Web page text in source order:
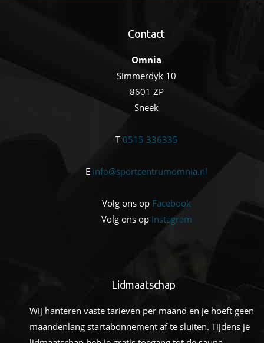
Contact
Omnia
Simmerdyk 10
8601 ZP
Sneek
T0515 336335
E info@sportcentrumomnia.nl
Volg ons op Facebook
Volg ons op Instagram
Lidmaatschap
Wij hanteren vaste tarieven per maand en je hoeft geen
maandenlang startabonnement af te sluiten. Tijdens je